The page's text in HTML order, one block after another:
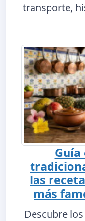
transporte,
Guía
las
más
Descubre